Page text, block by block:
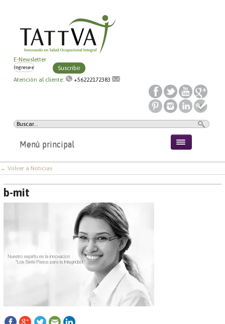
E-Newsletter
Suscribir
Atención al cliente:
+56222172383
Menú principal
← Volver a Noticias
b-mit